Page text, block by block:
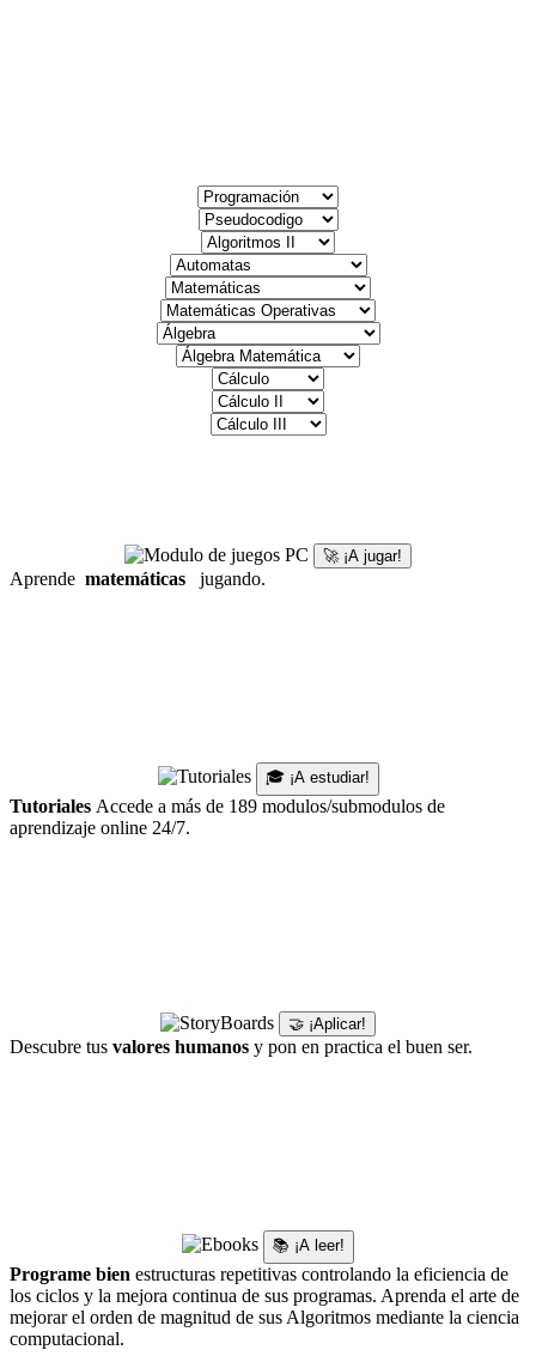
🚀 ¡A jugar!
Aprende matemáticas jugando.
🎓 ¡A estudiar!
Tutoriales Accede a más de 189 modulos/submodulos de
aprendizaje online 24/7.
🤝 ¡Aplicar!
Descubre tus valores humanos y pon en practica el buen ser.
📚 ¡A leer!
Programe bien estructuras repetitivas controlando la eficiencia de
los ciclos y la mejora continua de sus programas. Aprenda el arte de
mejorar el orden de magnitud de sus Algoritmos mediante la ciencia
computacional.